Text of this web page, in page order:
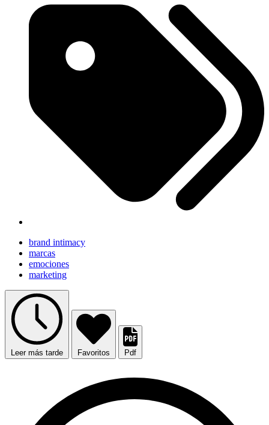
brand intimacy
marcas
emociones
marketing
Leer más tarde Favoritos Pdf